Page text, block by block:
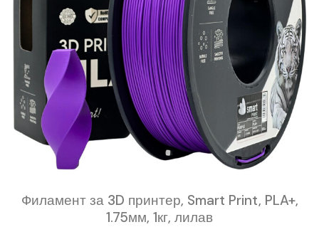
Филамент за 3D принтер, Smart Print, PLA+,
1.75мм, 1кг, лилав